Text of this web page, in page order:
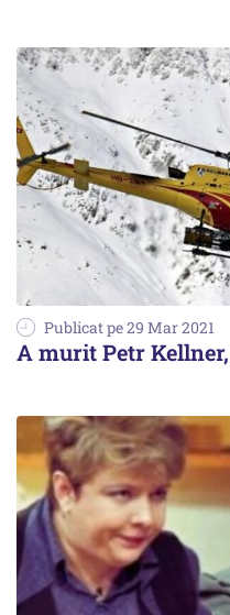
Publicat pe 29 Mar 2021
A murit Petr